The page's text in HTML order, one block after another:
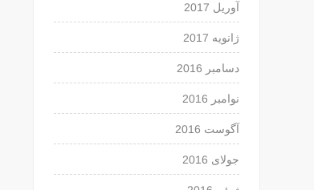
آوریل 2017
ژانویه 2017
دسامبر 2016
نوامبر 2016
آگوست 2016
جولای 2016